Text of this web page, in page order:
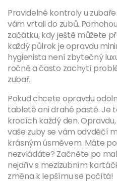
Pravidelné kontroly u
vám vrtali do zubů.
začátku, kdy ještě můžete
každý půlrok je opravdu
hygienista není zbytečný
ročně a často zachytí
zubař.
Pokud chcete opravdu
tabletě ani drahé pastě. Je
krocích každý den.
vaše zuby se vám odvděčí
krásným úsměvem. Máte
nezvládáte? Začněte po
nejdřív s mezizubním
změna k lepšímu se počítá!